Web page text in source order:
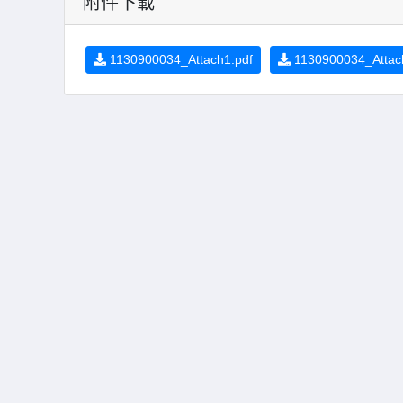
1130900034_Attach1.pdf